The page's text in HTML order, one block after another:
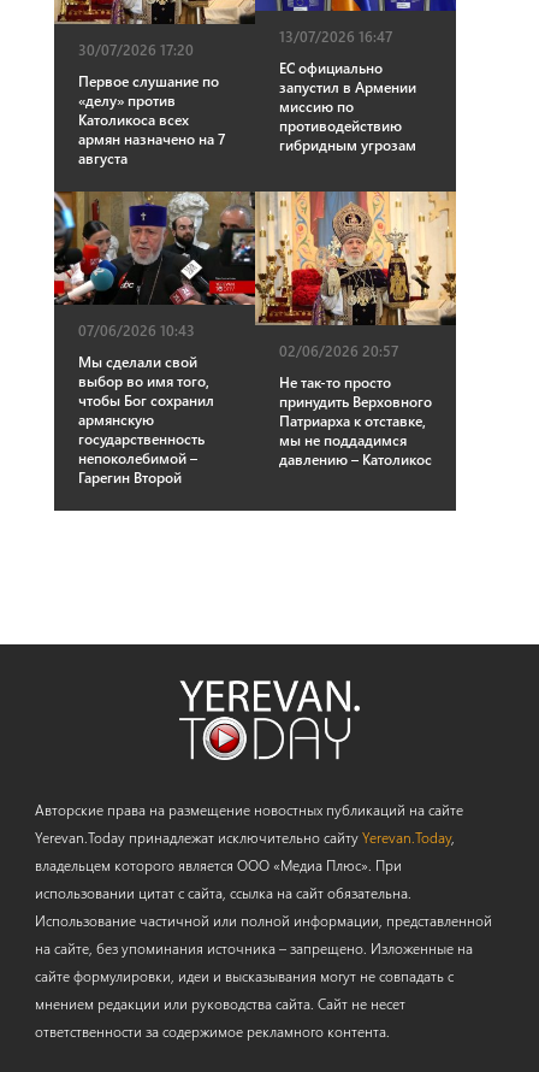
30/07/2026 17:20
Первое слушание по
«делу» против
Католикоса всех
армян назначено на 7
августа
13/07/2026 16:47
ЕС официально
запустил в Армении
миссию по
противодействию
гибридным угрозам
07/06/2026 10:43
Мы сделали свой
выбор во имя того,
чтобы Бог сохранил
армянскую
государственность
непоколебимой –
Гарегин Второй
02/06/2026 20:57
Не так-то просто
принудить Верховного
Патриарха к отставке,
мы не поддадимся
давлению – Католикос
Авторские права на размещение новостных публикаций на сайте
Yerevan.Today принадлежат исключительно сайтуYerevan.Today,
владельцем которого является ООО «Медиа Плюс». При
использовании цитат с сайта, ссылка на сайт обязательна.
Использование частичной или полной информации, представленной
на сайте, без упоминания источника – запрещено. Изложенные на
сайте формулировки, идеи и высказывания могут не совпадать с
мнением редакции или руководства сайта. Сайт не несет
ответственности за содержимое рекламного контента.